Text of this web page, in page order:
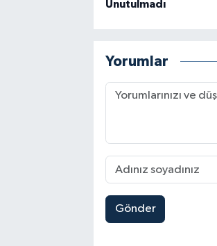
Unutulmadı
Yorumlar
Gönder